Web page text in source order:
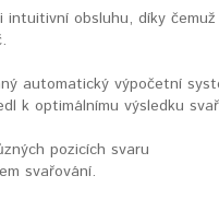
intuitivní obsluhu, díky
automatický výpočetní
k optimálnímu výsledku
pozicích svaru
svařování.